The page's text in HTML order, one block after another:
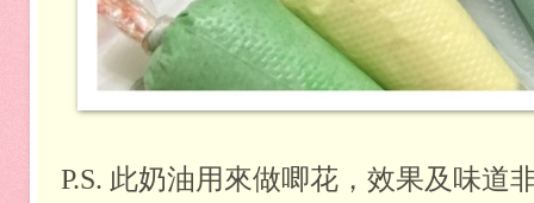
P.S. 此奶油用來做唧花，效果及味道